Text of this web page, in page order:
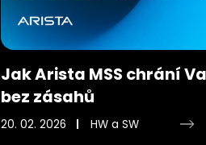
Jak Arista MSS chrání
bez zásahů
20. 02. 2026 HW a SW